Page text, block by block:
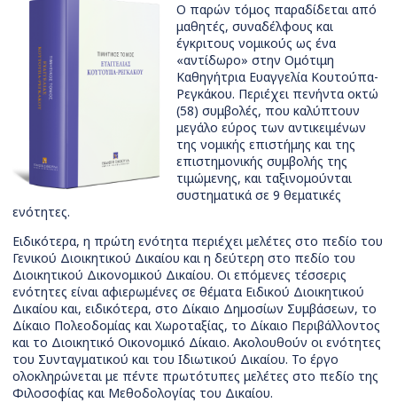
Ο παρών τόμος παραδίδεται από
μαθητές, συναδέλφους και
έγκριτους νομικούς ως ένα
«αντίδωρο» στην Ομότιμη
Καθηγήτρια Ευαγγελία Κουτούπα-
Ρεγκάκου. Περιέχει πενήντα οκτώ
(58) συμβολές, που καλύπτουν
μεγάλο εύρος των αντικειμένων
της νομικής επιστήμης και της
επιστημονικής συμβολής της
τιμώμενης, και ταξινομούνται
συστηματικά σε 9 θεματικές
ενότητες.
Ειδικότερα, η πρώτη ενότητα περιέχει μελέτες στο πεδίο του
Γενικού Διοικητικού Δικαίου και η δεύτερη στο πεδίο του
Διοικητικού Δικονομικού Δικαίου. Οι επόμενες τέσσερις
ενότητες είναι αφιερωμένες σε θέματα Ειδικού Διοικητικού
Δικαίου και, ειδικότερα, στο Δίκαιο Δημοσίων Συμβάσεων, το
Δίκαιο Πολεοδομίας και Χωροταξίας, το Δίκαιο Περιβάλλοντος
και το Διοικητικό Οικονομικό Δίκαιο. Ακολουθούν οι ενότητες
του Συνταγματικού και του Ιδιωτικού Δικαίου. Το έργο
ολοκληρώνεται με πέντε πρωτότυπες μελέτες στο πεδίο της
Φιλοσοφίας και Μεθοδολογίας του Δικαίου.